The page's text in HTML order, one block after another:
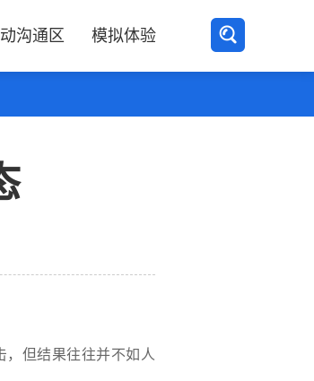
沟通区 模拟体验
但结果往往并不如人